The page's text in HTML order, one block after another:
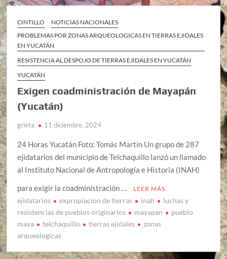
CINTILLO
NOTICIAS NACIONALES
PROBLEMAS POR ZONAS ARQUEOLOGICAS EN TIERRAS EJIDALES
EN YUCATÁN
RESISTENCIA AL DESPOJO DE TIERRAS EJIDALES EN YUCATÁN
YUCATÁN
Exigen coadministración de Mayapán
(Yucatán)
grieta 11 diciembre, 2024
24 Horas Yucatán Foto: Tomás Martín Un grupo de 287
ejidatarios del municipio de Telchaquillo lanzó un llamado
al Instituto Nacional de Antropología e Historia (INAH)
para exigir la coadministración …
LEER MÁS
ejidatarios expropiacion de tierras inah
luchas y
resistencias de pueblos originarios
mayapan
pueblo
maya
telchaquillo tierras ejidales
zonas
arqueologicas